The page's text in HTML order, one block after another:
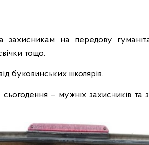
тощо.
буковинських школярів.
сьогодення – мужніх захисників